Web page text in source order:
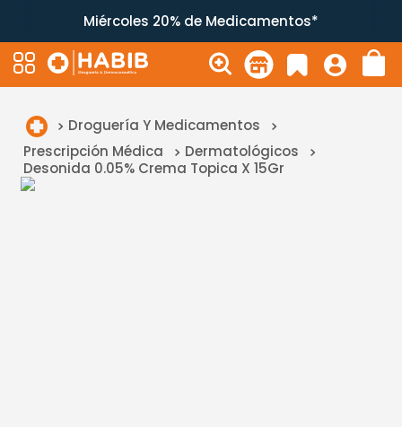
Miércoles 20% de Medicamentos*
Droguería Y Medicamentos
Prescripción Médica
Dermatológicos
Desonida 0.05% Crema Topica X 15Gr